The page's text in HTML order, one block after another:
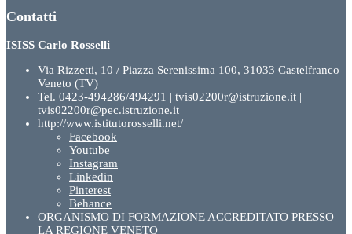
Contatti
ISISS Carlo Rosselli
Via Rizzetti, 10 / Piazza Serenissima 100, 31033 Castelfranco
Veneto (TV)
Tel. 0423-494286/494291 | tvis02200r@istruzione.it |
tvis02200r@pec.istruzione.it
http://www.istitutorosselli.net/
Facebook
Youtube
Instagram
Linkedin
Pinterest
Behance
ORGANISMO DI FORMAZIONE ACCREDITATO PRESSO
LA REGIONE VENETO